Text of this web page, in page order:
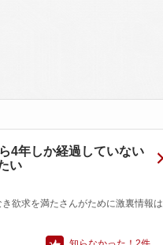
4年しか経過していない
い
欲求を満たさんがために激裏情報は